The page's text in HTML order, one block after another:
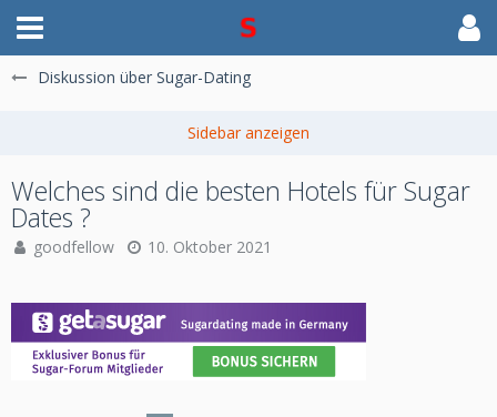
Diskussion über Sugar-Dating
Welches sind die besten Hotels für Sugar
Dates ?
goodfellow 10. Oktober 2021